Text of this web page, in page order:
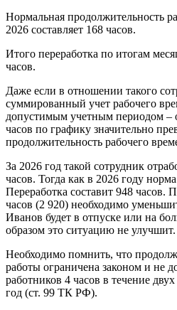
Нормальная продолжительность
2026 составляет 168 часов.
Итого переработка по итогам
часов.
Даже если в отношении такого
суммированный учет рабочего
допустимым учетным периодом –
часов по графику значительно
продолжительность рабочего
За 2026 год такой сотрудник
часов. Тогда как в 2026 году
Переработка составит 948 часов.
часов (2 920) необходимо
Иванов будет в отпуске или на
образом это ситуацию не улучшит.
Необходимо помнить, что
работы ограничена законом и не
работников 4 часов в течение
год (ст. 99 ТК РФ).